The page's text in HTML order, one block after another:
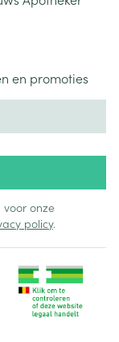
en promoties
voor onze
policy.